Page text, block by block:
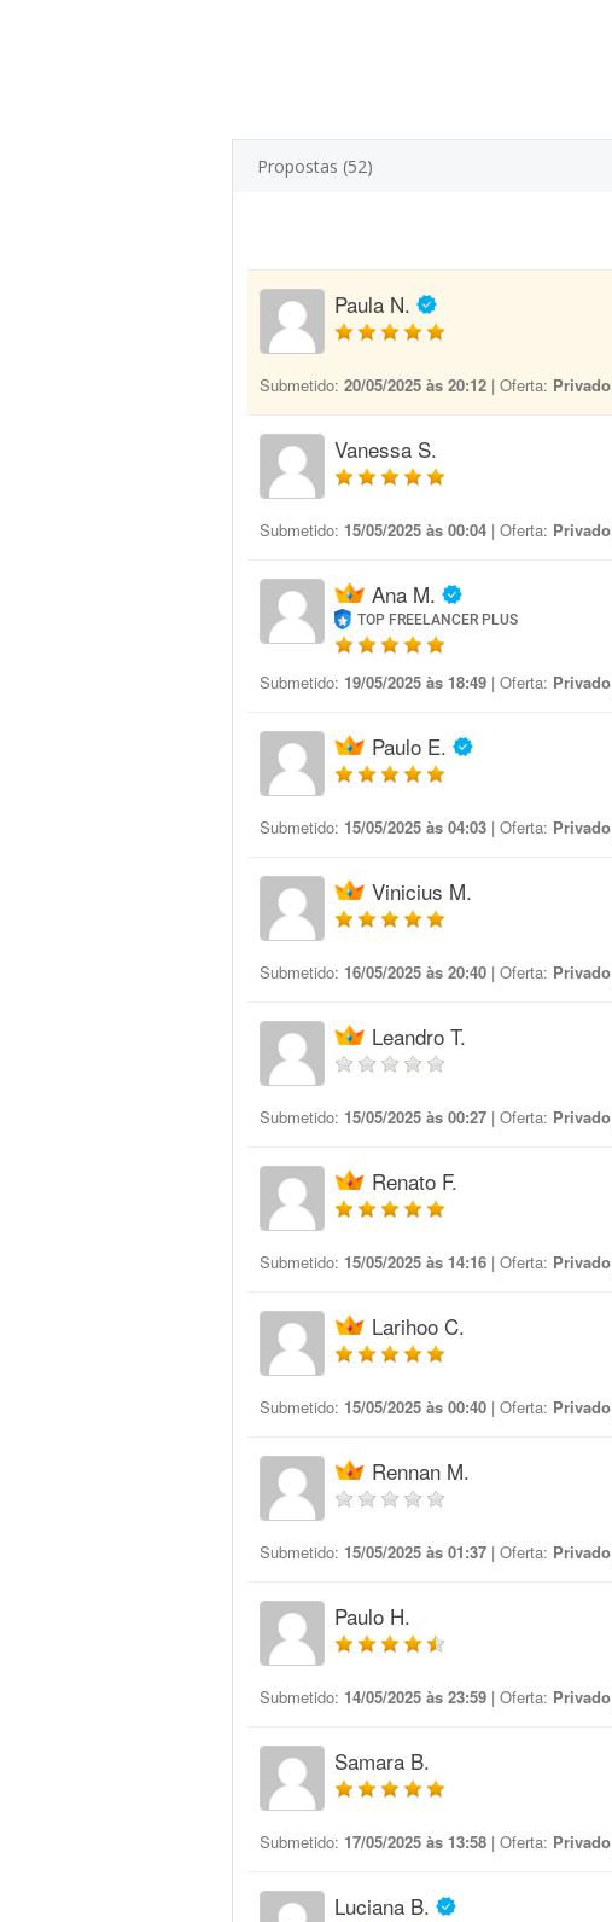
Propostas (52)
Paula N.
Submetido: 20/05/2025 às 20:12 | Oferta: Privado
Vanessa S.
Submetido: 15/05/2025 às 00:04 | Oferta: Privado
Ana M.
TOP FREELANCER PLUS
Submetido: 19/05/2025 às 18:49 | Oferta: Privado
Paulo E.
Submetido: 15/05/2025 às 04:03 | Oferta: Privado
Vinicius M.
Submetido: 16/05/2025 às 20:40 | Oferta: Privado
Leandro T.
Submetido: 15/05/2025 às 00:27 | Oferta: Privado
Renato F.
Submetido: 15/05/2025 às 14:16 | Oferta: Privado
Larihoo C.
Submetido: 15/05/2025 às 00:40 | Oferta: Privado
Rennan M.
Submetido: 15/05/2025 às 01:37 | Oferta: Privado
Paulo H.
Submetido: 14/05/2025 às 23:59 | Oferta: Privado
Samara B.
Submetido: 17/05/2025 às 13:58 | Oferta: Privado
Luciana B.